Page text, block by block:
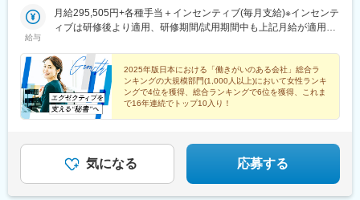
線「御成門駅」A5番出口より徒歩9分■大阪オフィス：大阪府大阪
市北区堂島浜1－2－1・JR「大阪駅」より徒歩10分・中之島線
西線「北新地駅」より徒歩5分★出社在宅のハイブリット制を導入
しておりますが、フル出社も可能です。（フルリモート勤務は導
入しておりません）
給与
月給295,505円+各種手当＋インセンティブ(毎月支給)※インセンテ
ィブは研修後より適用、研修期間/試用期間中も上記月給が適用と
＋各種手当＋インセンティブ）各種手当-残業代、交代勤務手当(深
夜、シフト手当)(1)20-22時の勤務が含まれる場合1回1,000円の手
当別途支給(2)22時以降の勤務が含まれる場合1回1,500円の手当別
途支給(3)土日祝日の勤務は1回3,000円の手当別途支給(4)深夜割増
賃金（22時以降勤務）1時間487円支給月収例(1)月5回、(2)月2
(2)5,000円(1,500円＋1,000円*x2)+(3)12,000円(3,000円x4)+
(4)974円(487円x2 )= 318,479円*(1)(2)がシフトに含まれる場合(1)
と(2)が共に適用となり2,500円支給
2025年版日本における「働きがいのある会社」総合ラ
ンキングの大規模部門(1,000人以上)において女性ランキ
ングで4位を獲得、総合ランキングで6位を獲得、これま
で16年連続でトップ10入り！
気になる 応募する